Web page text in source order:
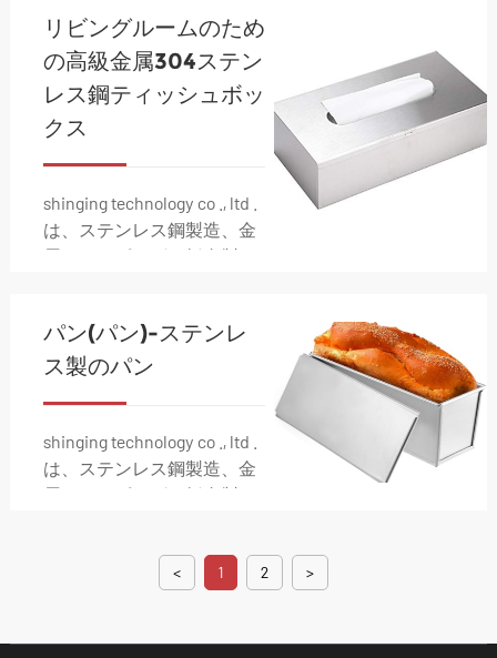
属製造ソリューションの包
括的な範囲を専門としてい
ます。
リビングルームのため
の高級金属304ステン
レス鋼ティッシュボッ
クス
shinging technology co ., ltd .
は、ステンレス鋼製造、金
属スタンピング、板金製
属製造ソリューションの包
括的な範囲を専門としてい
パン(パン)-ステンレ
ス製のパン
shinging technology co ., ltd .
は、ステンレス鋼製造、金
属スタンピング、板金製
属製造ソリューションの包
< 1 2 >